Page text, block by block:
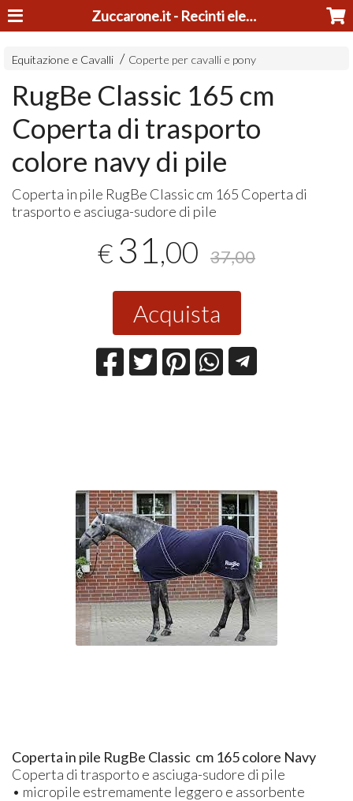
Zuccarone.it - Recinti elettrici e tosatrici
Equitazione e Cavalli Coperte per cavalli e pony
RugBe Classic 165 cm
Coperta di trasporto
colore navy di pile
Coperta in pile RugBe Classic cm 165 Coperta di
trasporto e asciuga-sudore di pile
€ 31,00 37,00
Acquista
Coperta in pile RugBe Classic cm 165 colore Navy
Coperta di trasporto e asciuga-sudore di pile
• micropile estremamente leggero e assorbente